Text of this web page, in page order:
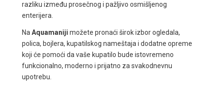
razliku između prosečnog i pažljivo osmišljenog
enterijera.
Na Aquamaniji možete pronaći širok izbor ogledala,
polica, bojlera, kupatilskog nameštaja i dodatne opreme
koji će pomoći da vaše kupatilo bude istovremeno
funkcionalno, moderno i prijatno za svakodnevnu
upotrebu.